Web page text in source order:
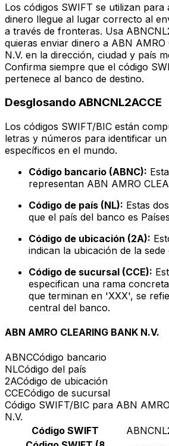
Los códigos SWIFT se utilizan para
dinero llegue al lugar correcto al
a través de fronteras. Usa
quieras enviar dinero a ABN AMRO
N.V. en la dirección, ciudad y país
Confirma siempre que el código
pertenece al banco de destino.
Desglosando ABNCNL2ACCE
Los códigos SWIFT/BIC están
letras y números para identificar
específicos en el mundo.
Código bancario (ABNC):
representan ABN AMRO
Código de país (NL): Estas
que el país del banco es
Código de ubicación (2A):
indican la ubicación de la
Código de sucursal (CCE):
especifican una rama
que terminan en 'XXX', se
central del banco.
ABN AMRO CLEARING BANK N.V.
ABNCCódigo bancario
NLCódigo del país
2ACódigo de ubicación
CCECódigo de sucursal
Código SWIFT/BIC para ABN
N.V.
Código SWIFT